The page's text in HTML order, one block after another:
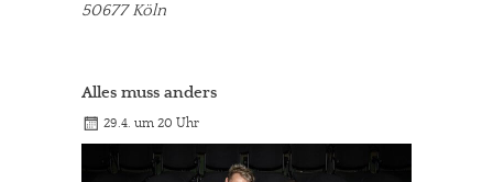
50677 Köln
Alles muss anders
29.4. um 20 Uhr